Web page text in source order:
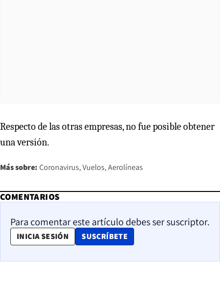
Respecto de las otras empresas, no fue posible obtener
una versión.
Más sobre: Coronavirus Vuelos Aerolíneas
COMENTARIOS
Para comentar este artículo debes ser suscriptor.
INICIA SESIÓN SUSCRÍBETE
OPENS IN NEW WINDOW